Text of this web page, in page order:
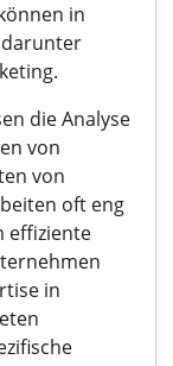
in
darunter
die Analyse
von
von
oft eng
effiziente
in